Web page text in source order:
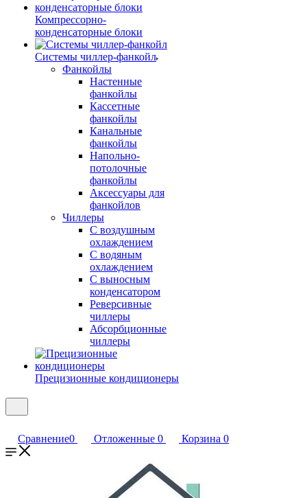
Компрессорно-
конденсаторные блоки
Системы чиллер-фанкойл
Фанкойлы
Настенные
фанкойлы
Кассетные
фанкойлы
Канальные
фанкойлы
Напольно-
потолочные
фанкойлы
Аксессуары для
фанкойлов
Чиллеры
С воздушным
охлаждением
С водяным
охлаждением
С выносным
конденсатором
Реверсивные
чиллеры
Абсорбционные
чиллеры
Прецизионные кондиционеры
Сравнение0 Отложенные 0 Корзина 0